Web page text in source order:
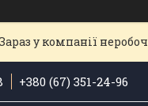
у компанії
+380 (67) 351-24-96